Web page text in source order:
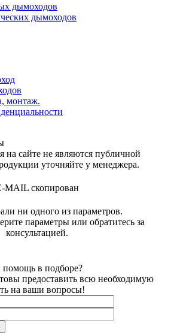
дымоходов
дымоходов
монтаж.
на сайте не являются публичной
уточняйте у менеджера.
MAIL скопирован
ни одного из параметров.
параметры или обратитесь за
консультацией.
помощь в подборе?
предоставить всю необходимую
на ваши вопросы!